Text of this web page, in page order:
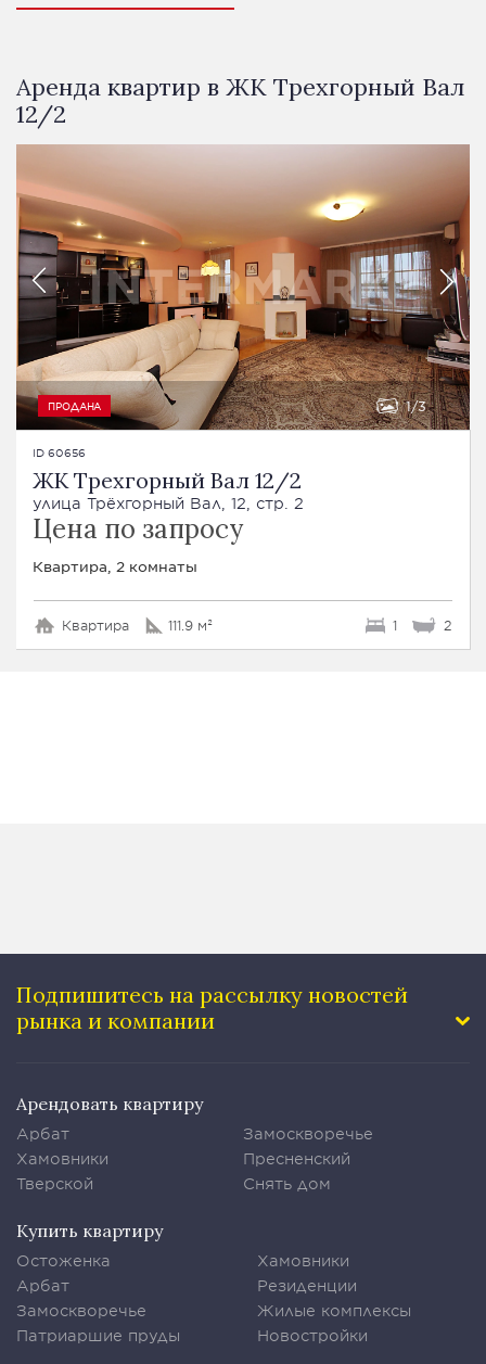
Аренда квартир в ЖК Трехгорный Вал
12/2
ПРОДАНА 1 3
ID 60656
ЖК Трехгорный Вал 12/2
улица Трёхгорный Вал, 12, стр. 2
Цена по запросу
Квартира, 2 комнаты
Квартира 111.9 м² 1 2
Подпишитесь на рассылку новостей
рынка и компании
Арендовать квартиру
Арбат
Хамовники
Тверской
Замоскворечье
Пресненский
Снять дом
Купить квартиру
Остоженка
Арбат
Замоскворечье
Патриаршие пруды
Хамовники
Резиденции
Жилые комплексы
Новостройки